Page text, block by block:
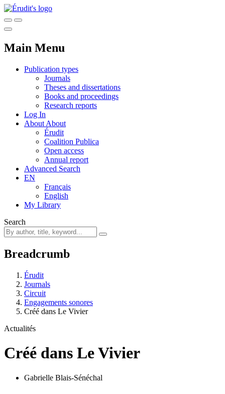
Main Menu
Publication types
Journals
Theses and dissertations
Books and proceedings
Research reports
Log In
About About
Érudit
Coalition Publica
Open access
Annual report
Advanced Search
EN
Français
English
My Library
Search
Breadcrumb
Érudit
Journals
Circuit
Engagements sonores
Créé dans Le Vivier
Actualités
Créé dans Le Vivier
Gabrielle Blais-Sénéchal